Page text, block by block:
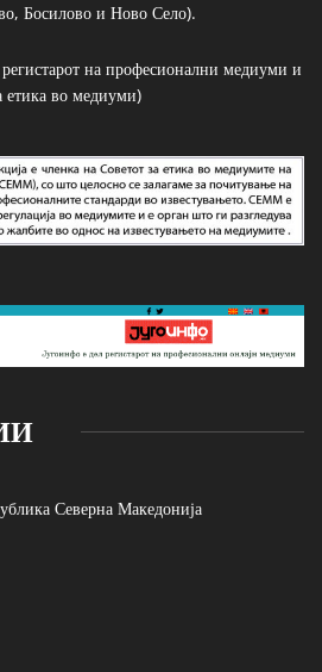
Босилово и Ново Село).
на професионални медиуми и
во медиуми)
Северна Македонија